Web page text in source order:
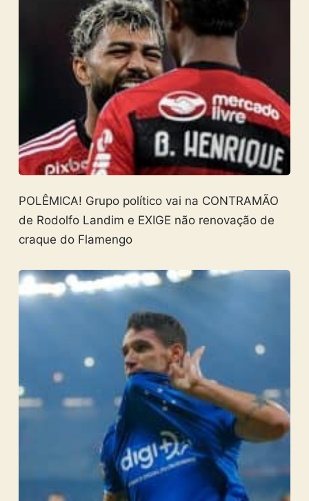
POLÊMICA! Grupo político vai na CONTRAMÃO
de Rodolfo Landim e EXIGE não renovação de
craque do Flamengo